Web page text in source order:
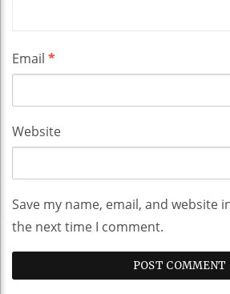
Email *
Website
Save my name, email, and website
the next time I comment.